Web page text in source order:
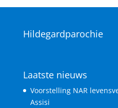
Hildegardparochie
Laatste nieuws
Voorstelling NAR
Assisi